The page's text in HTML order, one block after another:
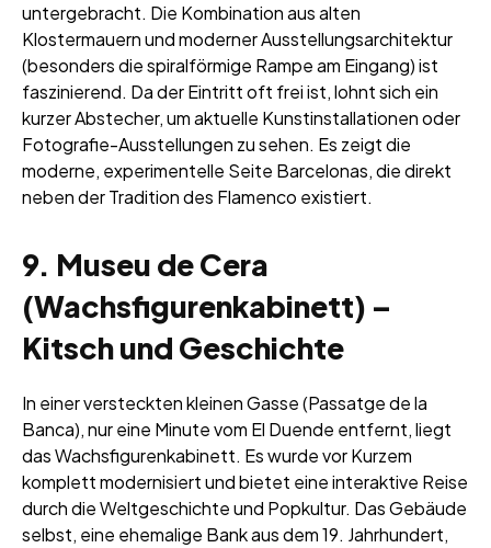
untergebracht. Die Kombination aus alten
Klostermauern und moderner Ausstellungsarchitektur
(besonders die spiralförmige Rampe am Eingang) ist
faszinierend. Da der Eintritt oft frei ist, lohnt sich ein
kurzer Abstecher, um aktuelle Kunstinstallationen oder
Fotografie-Ausstellungen zu sehen. Es zeigt die
moderne, experimentelle Seite Barcelonas, die direkt
neben der Tradition des Flamenco existiert.
9. Museu de Cera
(Wachsfigurenkabinett) –
Kitsch und Geschichte
In einer versteckten kleinen Gasse (Passatge de la
Banca), nur eine Minute vom El Duende entfernt, liegt
das Wachsfigurenkabinett. Es wurde vor Kurzem
komplett modernisiert und bietet eine interaktive Reise
durch die Weltgeschichte und Popkultur. Das Gebäude
selbst, eine ehemalige Bank aus dem 19. Jahrhundert,